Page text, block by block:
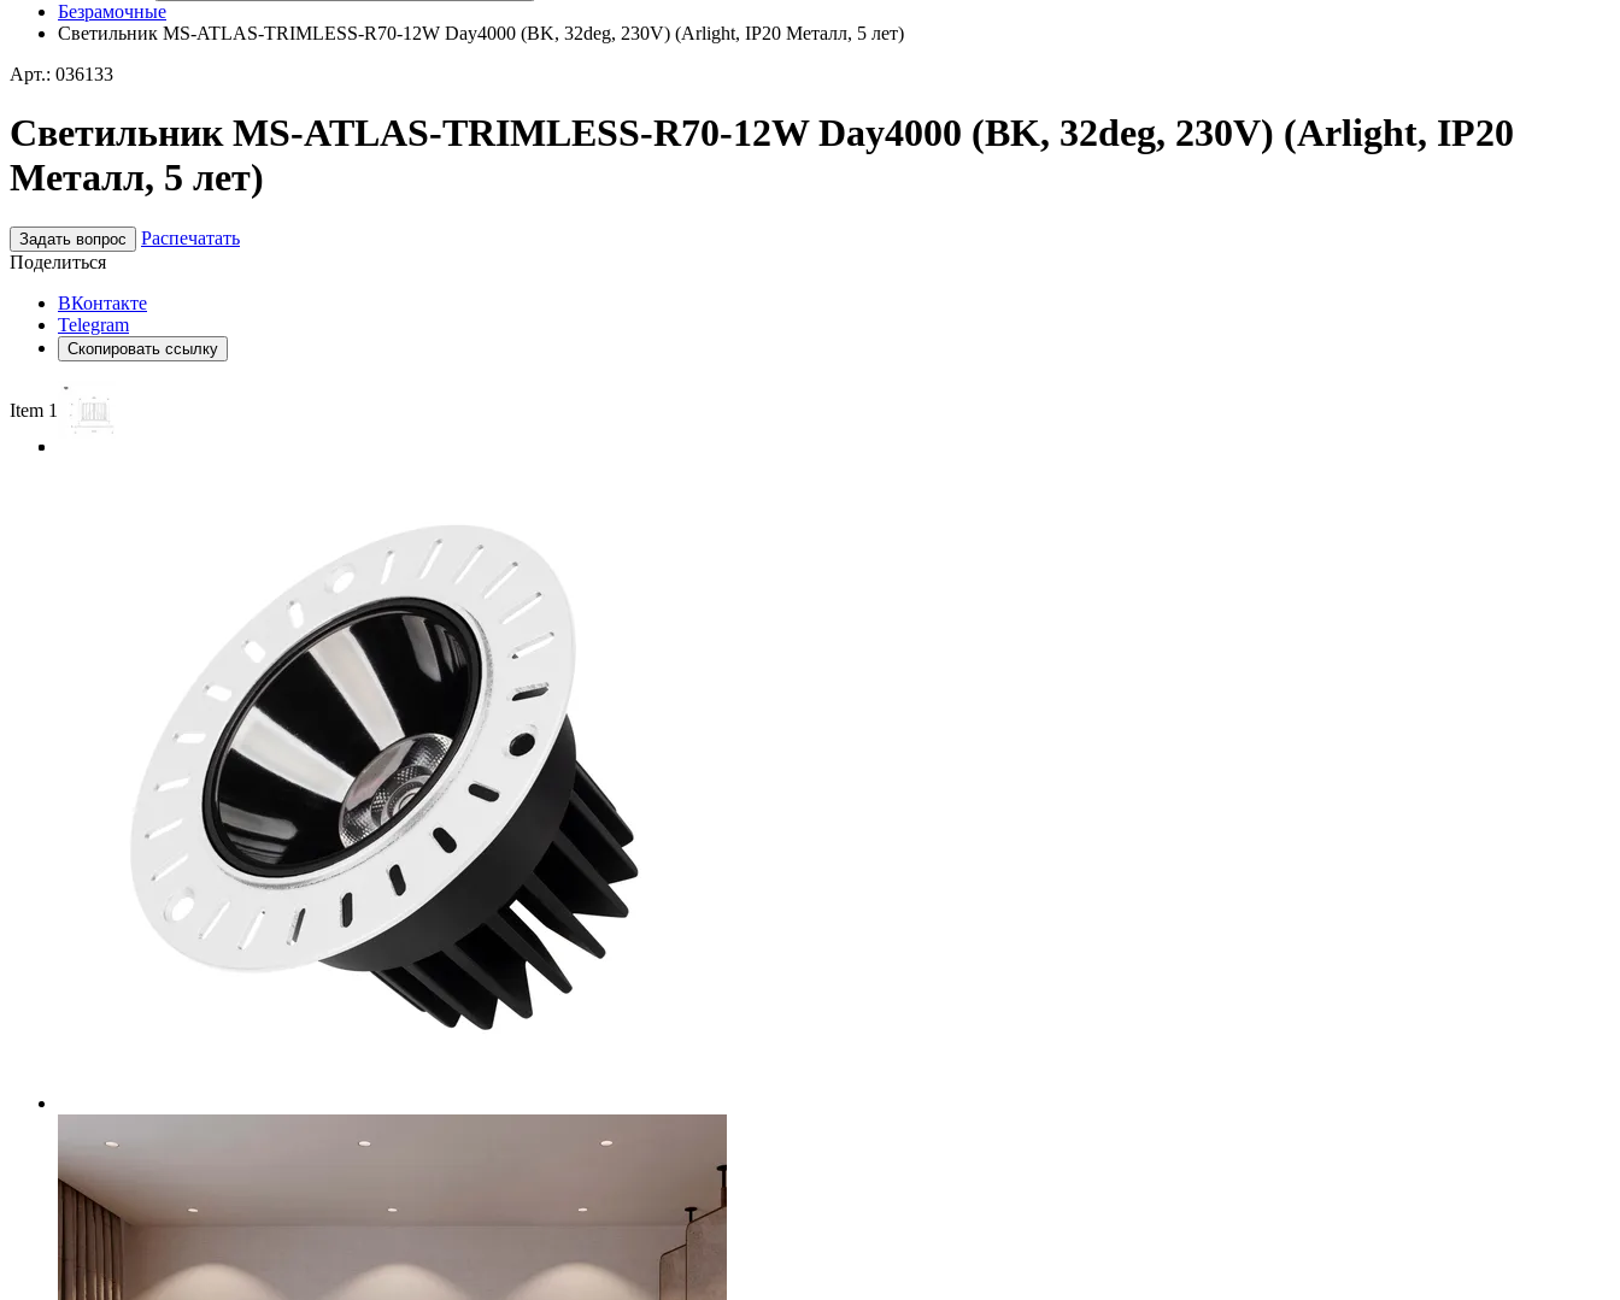
Безрамочные
Светильник MS-ATLAS-TRIMLESS-R70-12W Day4000 (BK, 32deg, 230V) (Arlight, IP20 Металл, 5 лет)
Арт.: 036133
Светильник MS-ATLAS-TRIMLESS-R70-12W Day4000 (BK, 32deg, 230V) (Arlight, IP20
Металл, 5 лет)
Задать вопрос
Распечатать
Поделиться
ВКонтакте
Telegram
Скопировать ссылку
Item 1 of 3